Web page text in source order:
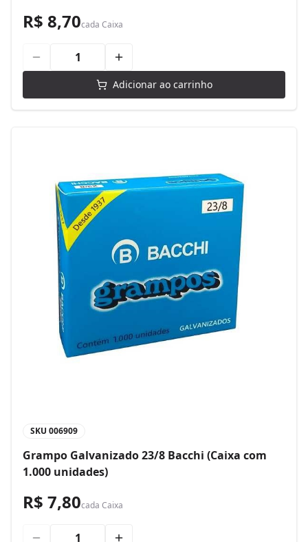
R$ 8,70cada Caixa
Adicionar ao carrinho
SKU 006909
Grampo Galvanizado 23/8 Bacchi (Caixa com
1.000 unidades)
R$ 7,80cada Caixa